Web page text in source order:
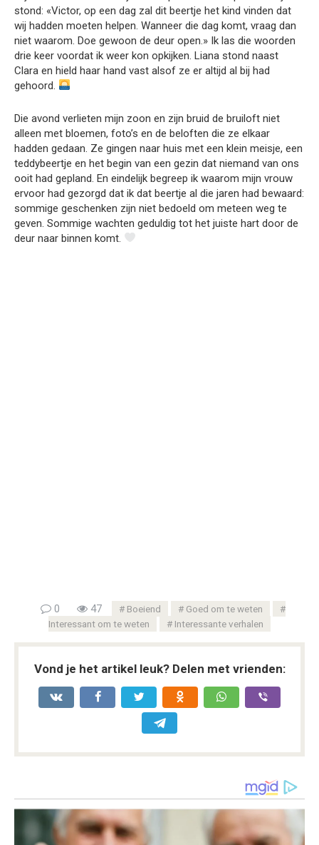
stond: «Victor, op een dag zal dit beertje het kind vinden dat
wij hadden moeten helpen. Wanneer die dag komt, vraag dan
niet waarom. Doe gewoon de deur open.» Ik las die woorden
drie keer voordat ik weer kon opkijken. Liana stond naast
Clara en hield haar hand vast alsof ze er altijd al bij had
gehoord.
Die avond verlieten mijn zoon en zijn bruid de bruiloft niet
alleen met bloemen, foto’s en de beloften die ze elkaar
hadden gedaan. Ze gingen naar huis met een klein meisje, een
teddybeertje en het begin van een gezin dat niemand van ons
ooit had gepland. En eindelijk begreep ik waarom mijn vrouw
ervoor had gezorgd dat ik dat beertje al die jaren had bewaard:
sommige geschenken zijn niet bedoeld om meteen weg te
geven. Sommige wachten geduldig tot het juiste hart door de
deur naar binnen komt.
0 47 Boeiend
Goed om te weten
Interessant om te weten
Interessante verhalen
Vond je het artikel leuk? Delen met vrienden: